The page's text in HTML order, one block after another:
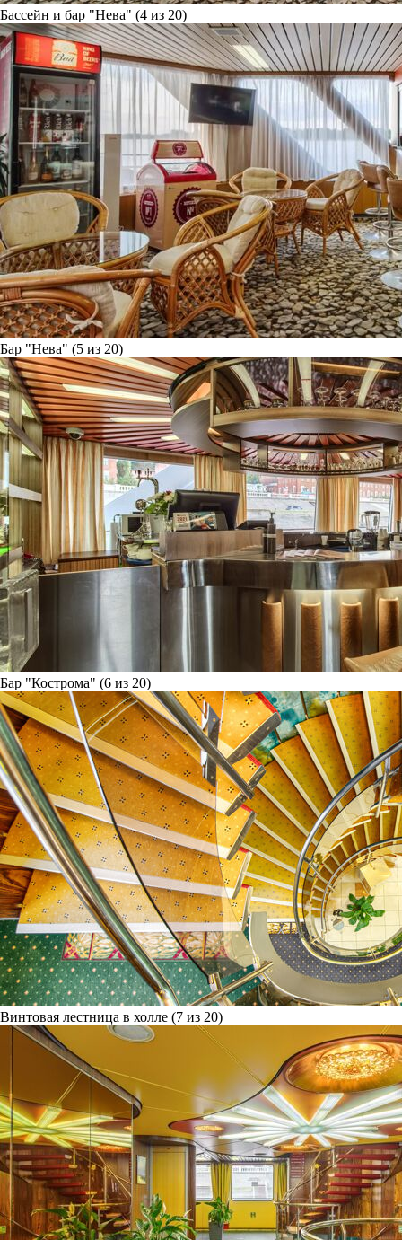
Бассейн и бар "Нева" (4 из 20)
Бар "Нева" (5 из 20)
Бар "Кострома" (6 из 20)
Винтовая лестница в холле (7 из 20)